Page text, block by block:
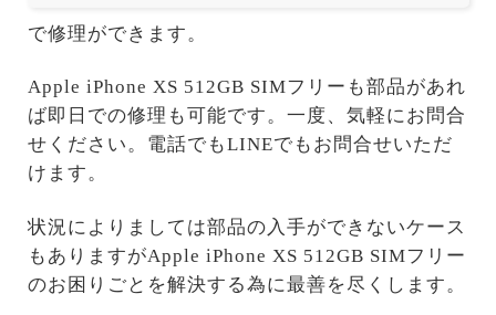
で修理ができます。
Apple iPhone XS 512GB SIMフリーも部品があれ
ば即日での修理も可能です。一度、気軽にお問合
せください。電話でもLINEでもお問合せいただ
けます。
状況によりましては部品の入手ができないケース
もありますがApple iPhone XS 512GB SIMフリー
のお困りごとを解決する為に最善を尽くします。